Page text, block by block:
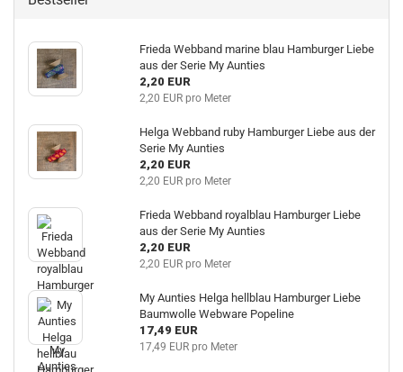
Frieda Webband marine blau Hamburger Liebe
aus der Serie My Aunties
2,20 EUR
2,20 EUR pro Meter
Helga Webband ruby Hamburger Liebe aus der
Serie My Aunties
2,20 EUR
2,20 EUR pro Meter
Frieda Webband royalblau Hamburger Liebe
aus der Serie My Aunties
2,20 EUR
2,20 EUR pro Meter
My Aunties Helga hellblau Hamburger Liebe
Baumwolle Webware Popeline
17,49 EUR
17,49 EUR pro Meter